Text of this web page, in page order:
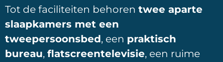
Tot de faciliteiten behoren twee aparte
slaapkamers met een
tweepersoonsbed, een praktisch
bureau, flatscreentelevisie, een ruime